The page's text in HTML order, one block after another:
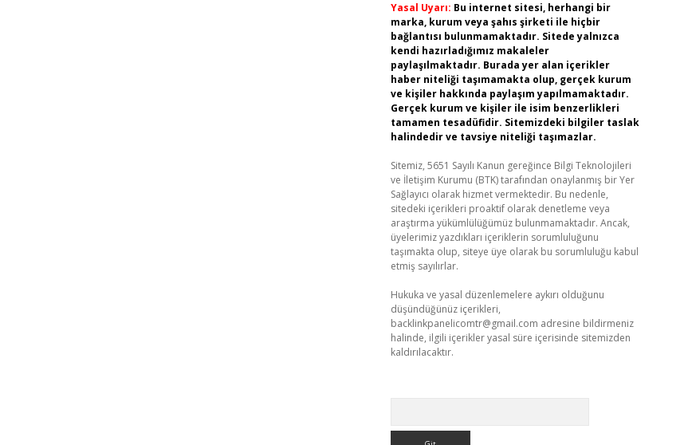
Yasal Uyarı: Bu internet sitesi, herhangi bir
marka, kurum veya şahıs şirketi ile hiçbir
bağlantısı bulunmamaktadır. Sitede yalnızca
kendi hazırladığımız makaleler
paylaşılmaktadır. Burada yer alan içerikler
haber niteliği taşımamakta olup, gerçek kurum
ve kişiler hakkında paylaşım yapılmamaktadır.
Gerçek kurum ve kişiler ile isim benzerlikleri
tamamen tesadüfidir. Sitemizdeki bilgiler taslak
halindedir ve tavsiye niteliği taşımazlar.
Sitemiz, 5651 Sayılı Kanun gereğince Bilgi Teknolojileri
ve İletişim Kurumu (BTK) tarafından onaylanmış bir Yer
Sağlayıcı olarak hizmet vermektedir. Bu nedenle,
sitedeki içerikleri proaktif olarak denetleme veya
araştırma yükümlülüğümüz bulunmamaktadır. Ancak,
üyelerimiz yazdıkları içeriklerin sorumluluğunu
taşımakta olup, siteye üye olarak bu sorumluluğu kabul
etmiş sayılırlar.
Hukuka ve yasal düzenlemelere aykırı olduğunu
düşündüğünüz içerikleri,
backlinkpanelicomtr@gmail.com adresine bildirmeniz
halinde, ilgili içerikler yasal süre içerisinde sitemizden
kaldırılacaktır.